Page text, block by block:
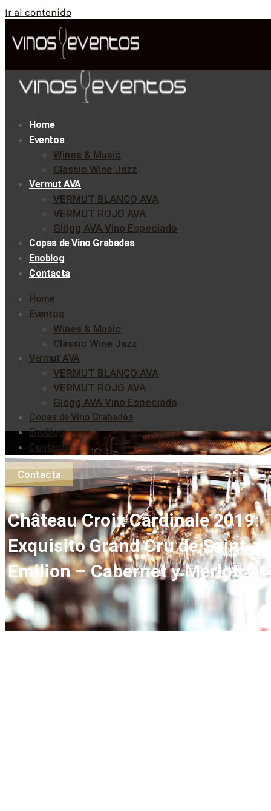
Ir al contenido
Home
Eventos
Wines & Music
Classic Wine Jazz
Vermut AVA
VERMUT BLANCO AVA
VERMUT ROJO AVA
Glögg AVA Vino Especiado
Copas de Vino Grabadas
Enoblog
Contacta
Home
Eventos
Wines & Music
Classic Wine Jazz
Vermut AVA
VERMUT BLANCO AVA
VERMUT ROJO AVA
Glögg AVA Vino Especiado
Copas de Vino Grabadas
Enoblog
Contacta
Contacta
Château Croix Cardinale 2019:
Exquisito Grand Cru de Saint-
Emilion – Cabernet y Merlot